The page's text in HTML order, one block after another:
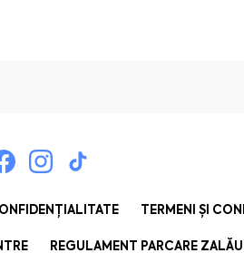
TERMENI ȘI
REGULAMENT PARCARE